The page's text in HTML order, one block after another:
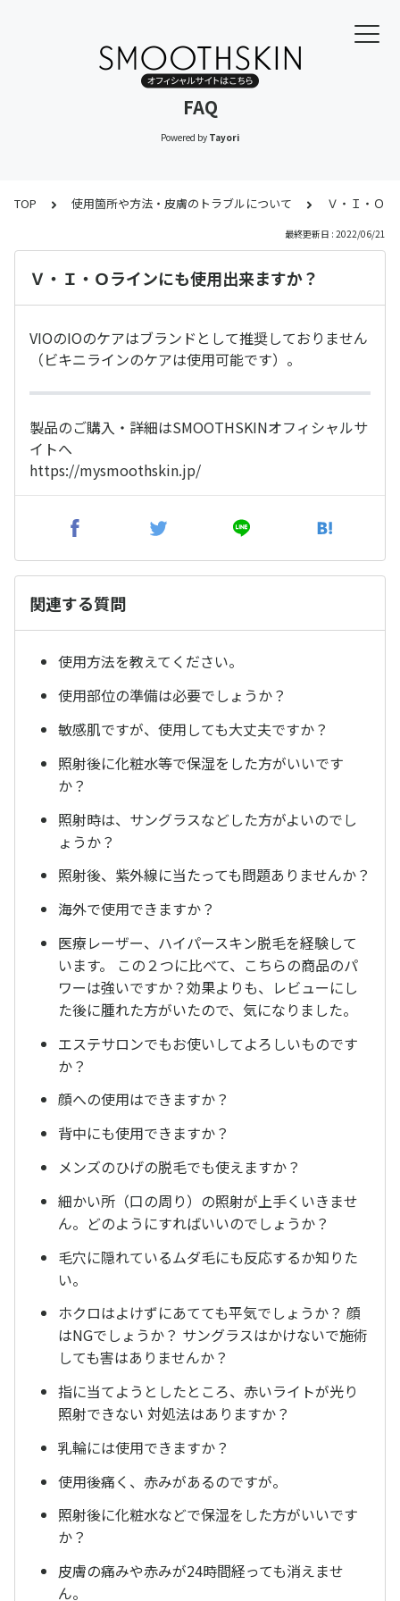
FAQ
Powered by Tayori
TOP 使用箇所や方法・皮膚のトラブルについて Ｖ・Ｉ・Ｏ
最終更新日 : 2022/06/21
Ｖ・Ｉ・Ｏラインにも使用出来ますか？
VIOのIOのケアはブランドとして推奨しておりません
（ビキニラインのケアは使用可能です）。
製品のご購入・詳細はSMOOTHSKINオフィシャルサ
イトへ
https://mysmoothskin.jp/
関連する質問
使用方法を教えてください。
使用部位の準備は必要でしょうか？
敏感肌ですが、使用しても大丈夫ですか？
照射後に化粧水等で保湿をした方がいいです
か？
照射時は、サングラスなどした方がよいのでし
ょうか？
照射後、紫外線に当たっても問題ありませんか？
海外で使用できますか？
医療レーザー、ハイパースキン脱毛を経験して
います。 この２つに比べて、こちらの商品のパ
ワーは強いですか？効果よりも、レビューにし
た後に腫れた方がいたので、気になりました。
エステサロンでもお使いしてよろしいものです
か？
顔への使用はできますか？
背中にも使用できますか？
メンズのひげの脱毛でも使えますか？
細かい所（口の周り）の照射が上手くいきませ
ん。どのようにすればいいのでしょうか？
毛穴に隠れているムダ毛にも反応するか知りた
い。
ホクロはよけずにあてても平気でしょうか？ 顔
はNGでしょうか？ サングラスはかけないで施術
しても害はありませんか？
指に当てようとしたところ、赤いライトが光り
照射できない 対処法はありますか？
乳輪には使用できますか？
使用後痛く、赤みがあるのですが。
照射後に化粧水などで保湿をした方がいいです
か？
皮膚の痛みや赤みが24時間経っても消えませ
ん。